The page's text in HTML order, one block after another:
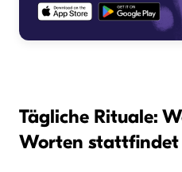
Tägliche Rituale:
Worten stattfindet